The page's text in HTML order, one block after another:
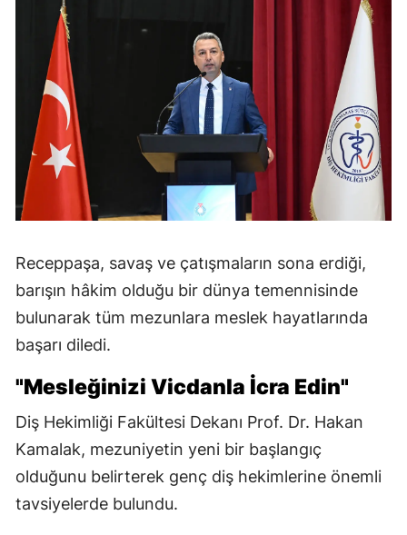
Receppaşa, savaş ve çatışmaların sona erdiği,
barışın hâkim olduğu bir dünya temennisinde
bulunarak tüm mezunlara meslek hayatlarında
başarı diledi.
"Mesleğinizi Vicdanla İcra Edin"
Diş Hekimliği Fakültesi Dekanı Prof. Dr. Hakan
Kamalak, mezuniyetin yeni bir başlangıç
olduğunu belirterek genç diş hekimlerine önemli
tavsiyelerde bulundu.